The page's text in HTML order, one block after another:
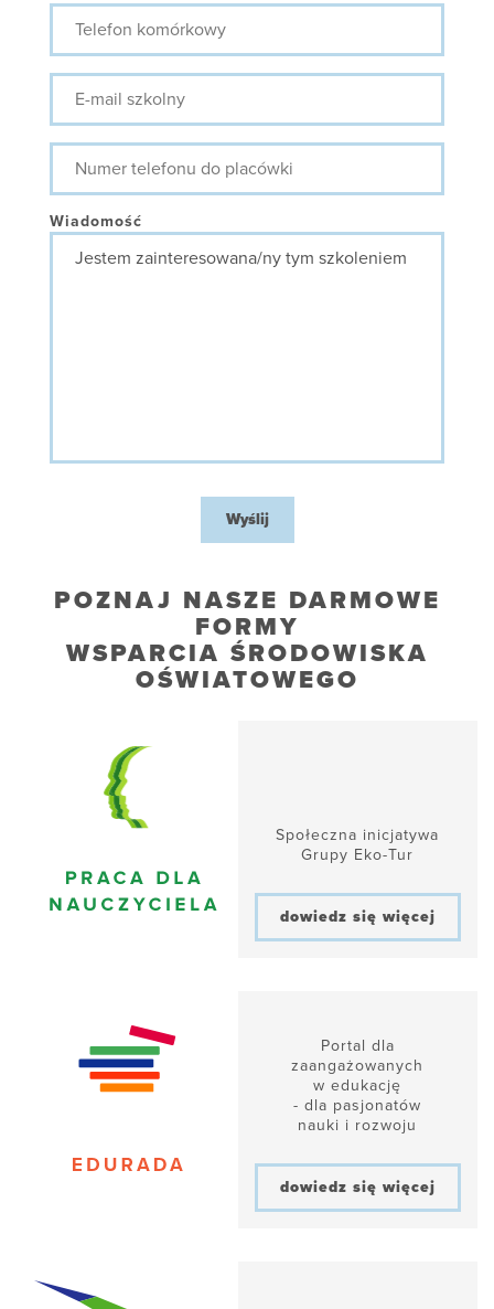
Telefon
komórkowy
E-
mail
szkolny
Numer
telefonu
do
Wiadomość
Wyślij
POZNAJ NASZE DARMOWE
FORMY
WSPARCIA ŚRODOWISKA
OŚWIATOWEGO
Społeczna inicjatywa
Grupy Eko-Tur
dowiedz się więcej
Portal dla
zaangażowanych
w edukację
- dla pasjonatów
nauki i rozwoju
dowiedz się więcej